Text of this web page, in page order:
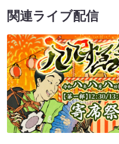
関連ライブ配信